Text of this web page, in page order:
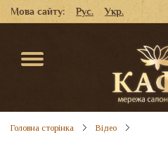
Мова сайту: Рус. Укр.
Головна сторінка Відео